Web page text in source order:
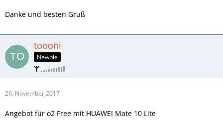
Danke und besten Gruß
toooni
Newbie
26. November 2017
Angebot für o2 Free mit HUAWEI Mate 10 Lite